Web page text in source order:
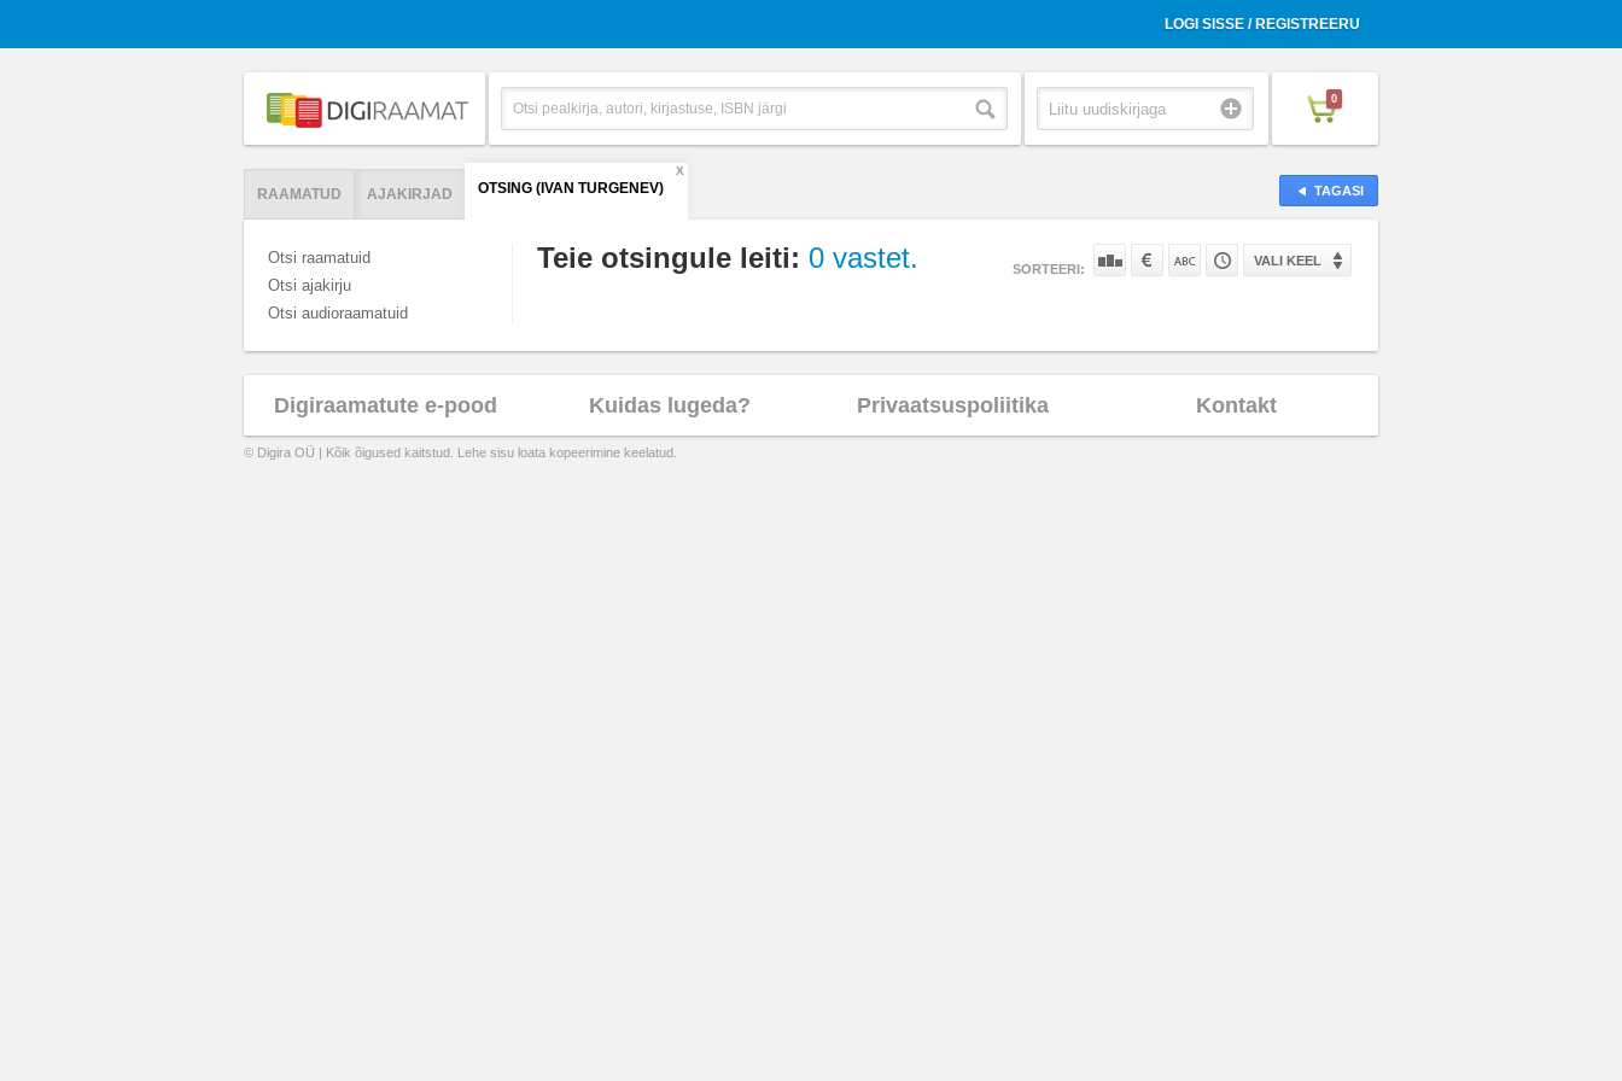
LOGI SISSE / REGISTREERU
0
TAGASI
RAAMATUD AJAKIRJAD OTSING (IVAN TURGENEV)
X
Otsi raamatuid
Otsi ajakirju
Otsi audioraamatuid
Teie otsingule leiti: 0 vastet. SORTEERI:
VALI KEEL
Digiraamatute e-pood Kuidas lugeda? Privaatsuspoliitika Kontakt
© Digira OÜ | Kõik õigused kaitstud. Lehe sisu loata kopeerimine keelatud.